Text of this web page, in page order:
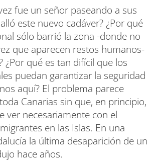
fue un señor paseando a sus
este nuevo cadáver? ¿Por qué
sólo barrió la zona -donde no
que aparecen restos humanos-
¿Por qué es tan difícil que los
puedan garantizar la seguridad
aquí? El problema parece
Canarias sin que, en principio,
ver necesariamente con el
en las Islas. En una
la última desaparición de un
hace años.